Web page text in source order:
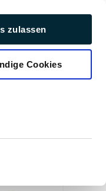
zulassen
Cookies